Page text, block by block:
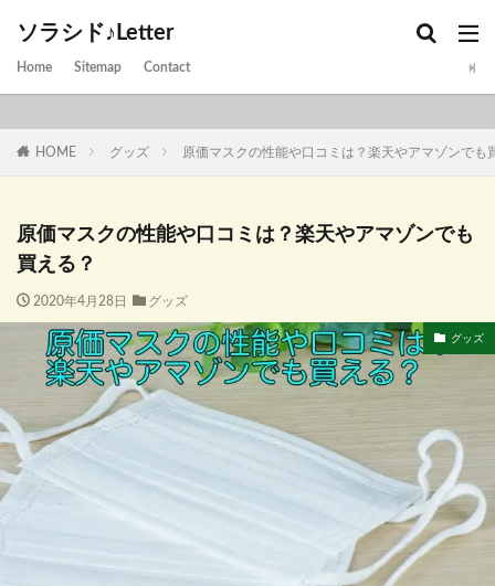
ソラシド♪Letter
Home Sitemap Contact
HOME グッズ 原価マスクの性能や口コミは？楽天やアマゾンでも
原価マスクの性能や口コミは？楽天やアマゾンでも
買える？
2020年4月28日 グッズ
グッズ